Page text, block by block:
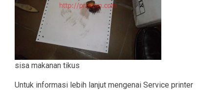
sisa makanan tikus
Untuk informasi lebih lanjut mengenai Service printer